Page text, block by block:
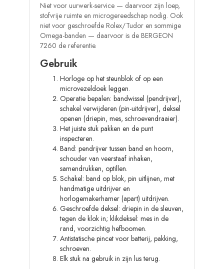
Niet voor uurwerk-service — daarvoor zijn loep,
stofvrije ruimte en microgereedschap nodig. Ook
niet voor geschroefde Rolex/Tudor en sommige
Omega-banden — daarvoor is de BERGEON
7260 de referentie.
Gebruik
Horloge op het steunblok of op een
microvezeldoek leggen.
Operatie bepalen: bandwissel (pendrijver),
schakel verwijderen (pin-uitdrijver), deksel
openen (driepin, mes, schroevendraaier).
Het juiste stuk pakken en de punt
inspecteren.
Band: pendrijver tussen band en hoorn,
schouder van veerstaaf inhaken,
samendrukken, optillen.
Schakel: band op blok, pin uitlijnen, met
handmatige uitdrijver en
horlogemakerhamer (apart) uitdrijven.
Geschroefde deksel: driepin in de sleuven,
tegen de klok in; klikdeksel: mes in de
rand, voorzichtig hefboomen.
Antistatische pincet voor batterij, pakking,
schroeven.
Elk stuk na gebruik in zijn lus terug.